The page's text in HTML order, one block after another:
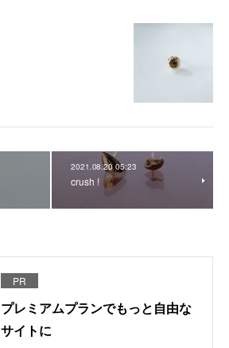
2021.08.20 05:23
crush !
PR
プレミアムプランでもっと自由な
サイトに